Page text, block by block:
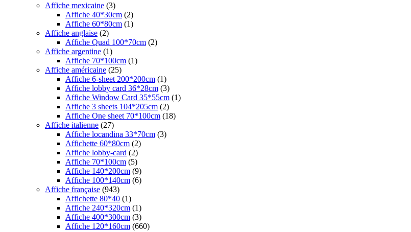
Affiche mexicaine (3)
Affiche 40*30cm (2)
Affiche 60*80cm (1)
Affiche anglaise (2)
Affiche Quad 100*70cm (2)
Affiche argentine (1)
Affiche 70*100cm (1)
Affiche américaine (25)
Affiche 6-sheet 200*200cm (1)
Affiche lobby card 36*28cm (3)
Affiche Window Card 35*55cm (1)
Affiche 3 sheets 104*205cm (2)
Affiche One sheet 70*100cm (18)
Affiche italienne (27)
Affiche locandina 33*70cm (3)
Affichette 60*80cm (2)
Affiche lobby-card (2)
Affiche 70*100cm (5)
Affiche 140*200cm (9)
Affiche 100*140cm (6)
Affiche française (943)
Affichette 80*40 (1)
Affiche 240*320cm (1)
Affiche 400*300cm (3)
Affiche 120*160cm (660)